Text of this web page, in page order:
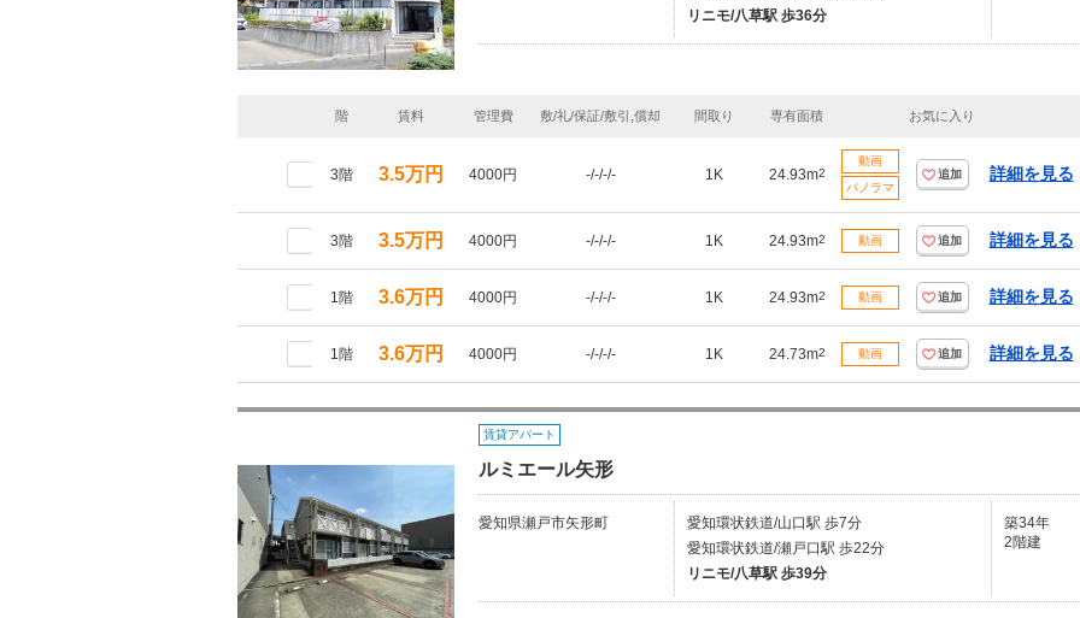
リニモ/八草駅 歩36分
階 賃料 管理費 敷/礼/保証/敷引,償却 間取り 専有面積 お気に入り
3階 3.5万円 4000円 -/-/-/- 1K 24.93m2
動画
パノラマ
追加 詳細を見る
3階 3.5万円 4000円 -/-/-/- 1K 24.93m2 動画 追加 詳細を見る
1階 3.6万円 4000円 -/-/-/- 1K 24.93m2 動画 追加 詳細を見る
1階 3.6万円 4000円 -/-/-/- 1K 24.73m2 動画 追加 詳細を見る
賃貸アパート
ルミエール矢形
愛知県瀬戸市矢形町
愛知環状鉄道/山口駅 歩7分
愛知環状鉄道/瀬戸口駅 歩22分
リニモ/八草駅 歩39分
築34年
2階建